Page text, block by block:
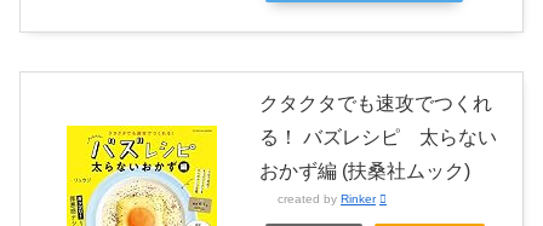
クタクタでも速攻でつくれ
る！ バズレシピ 太らない
おかず編 (扶桑社ムック)
created by Rinker